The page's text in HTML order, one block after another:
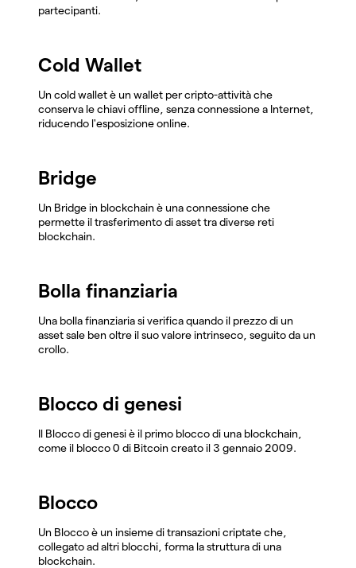
partecipanti.
Cold Wallet
Un cold wallet è un wallet per cripto-attività che
conserva le chiavi offline, senza connessione a Internet,
riducendo l'esposizione online.
Bridge
Un Bridge in blockchain è una connessione che
permette il trasferimento di asset tra diverse reti
blockchain.
Bolla finanziaria
Una bolla finanziaria si verifica quando il prezzo di un
asset sale ben oltre il suo valore intrinseco, seguito da un
crollo.
Blocco di genesi
Il Blocco di genesi è il primo blocco di una blockchain,
come il blocco 0 di Bitcoin creato il 3 gennaio 2009.
Blocco
Un Blocco è un insieme di transazioni criptate che,
collegato ad altri blocchi, forma la struttura di una
blockchain.